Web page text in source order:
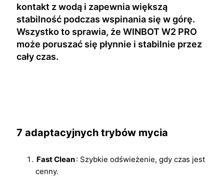
kontakt z wodą i zapewnia większą
stabilność podczas wspinania się w górę.
Wszystko to sprawia, że WINBOT W2 PRO
może poruszać się płynnie i stabilnie przez
cały czas.
7 adaptacyjnych trybów mycia
Fast Clean: Szybkie odświeżenie, gdy czas jest
cenny.